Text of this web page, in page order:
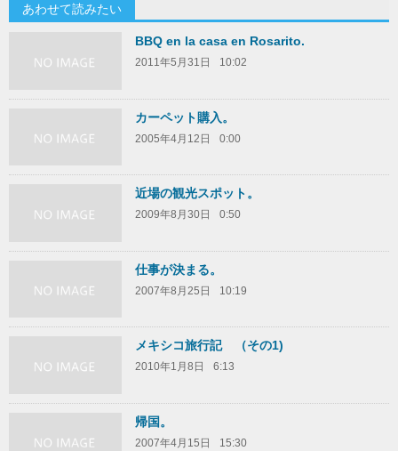
あわせて読みたい
BBQ en la casa en Rosarito.
2011年5月31日 10:02
カーペット購入。
2005年4月12日 0:00
近場の観光スポット。
2009年8月30日 0:50
仕事が決まる。
2007年8月25日 10:19
メキシコ旅行記 （その1)
2010年1月8日 6:13
帰国。
2007年4月15日 15:30